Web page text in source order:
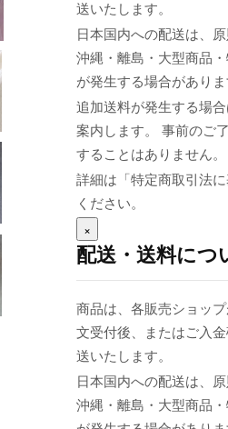
送いたします。
日本国内への配送は、
沖縄・離島・大型商品
が発生する場合がありま
追加送料が発生する場
案内します。 事前のご
することはありません。
詳細は「特定商取引法
ください。
×
配送・送料につ
商品は、各販売ショッ
文受付後、またはご入
送いたします。
日本国内への配送は、
沖縄・離島・大型商品